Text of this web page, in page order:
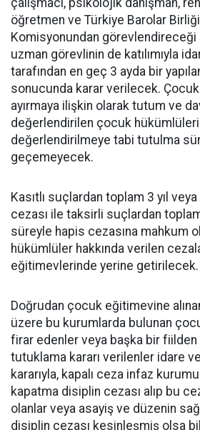
çalışmacı, psikolojik danışman,
öğretmen ve Türkiye Barolar
Komisyonundan
uzman görevlinin de katılımıyla
tarafından en geç 3 ayda bir
sonucunda karar verilecek.
ayırmaya ilişkin olarak tutum ve
değerlendirilen çocuk
değerlendirilmeye tabi tutulma
geçemeyecek.
Kasıtlı suçlardan toplam 3 yıl
cezası ile taksirli suçlardan
süreyle hapis cezasına mahkum
hükümlüler hakkında verilen
eğitimevlerinde yerine getirilecek.
Doğrudan çocuk eğitimevine
üzere bu kurumlarda bulunan
firar edenler veya başka bir fiilden
tutuklama kararı verilenler idare
kararıyla, kapalı ceza infaz
kapatma disiplin cezası alıp bu
olanlar veya asayiş ve düzenin
disiplin cezası kesinleşmiş olsa